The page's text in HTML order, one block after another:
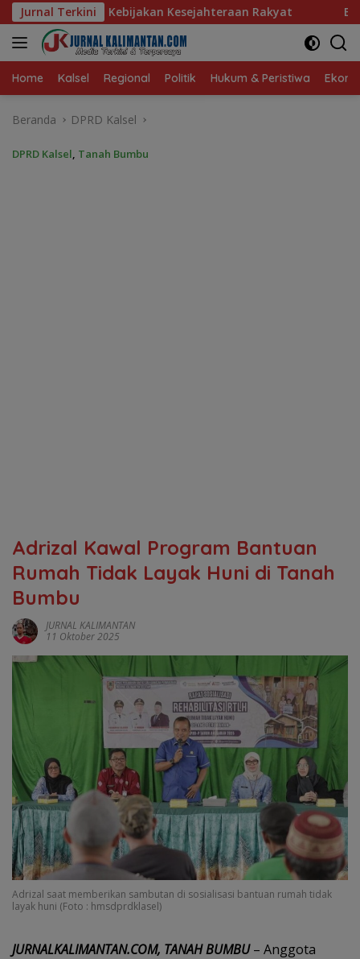
Langsung
ke
konten
Jurnal Terkini
Kesejahteraan Rakyat Baru 10 Persen, Aktivasi IKD
Home Kalsel Regional Politik Hukum & Peristiwa
Beranda DPRD Kalsel
DPRD Kalsel, Tanah Bumbu
Adrizal Kawal Program Bantuan
Rumah Tidak Layak Huni di Tanah
Bumbu ‎
JURNAL KALIMANTAN
11 Oktober 2025
Adrizal saat memberikan sambutan di sosialisasi bantuan rumah tidak
layak huni (Foto : hmsdprdklasel)
JURNALKALIMANTAN.COM, TANAH BUMBU– Anggota